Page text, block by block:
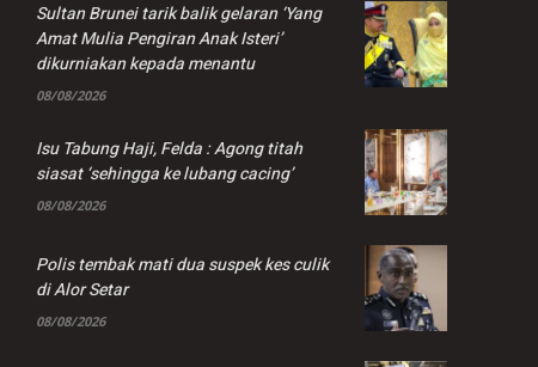
Sultan Brunei tarik balik gelaran ‘Yang
Amat Mulia Pengiran Anak Isteri’
dikurniakan kepada menantu
08/08/2026
Isu Tabung Haji, Felda : Agong titah
siasat ‘sehingga ke lubang cacing’
08/08/2026
Polis tembak mati dua suspek kes culik
di Alor Setar
08/08/2026